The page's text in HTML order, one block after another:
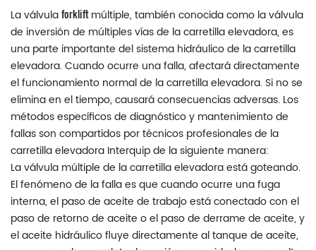
La válvulaforkliftmúltiple, también conocida como la válvula
de inversión de múltiples vías de la carretilla elevadora, es
una parte importante del sistema hidráulico de la carretilla
elevadora. Cuando ocurre una falla, afectará directamente
el funcionamiento normal de la carretilla elevadora. Si no se
elimina en el tiempo, causará consecuencias adversas. Los
métodos específicos de diagnóstico y mantenimiento de
fallas son compartidos por técnicos profesionales de la
carretilla elevadora Interquip de la siguiente manera:
La válvula múltiple de la carretilla elevadora está goteando.
El fenómeno de la falla es que cuando ocurre una fuga
interna, el paso de aceite de trabajo está conectado con el
paso de retorno de aceite o el paso de derrame de aceite, y
el aceite hidráulico fluye directamente al tanque de aceite,